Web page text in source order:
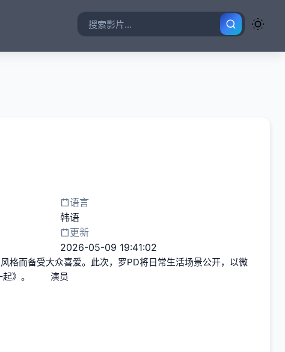
语言
韩语
更新
2026-05-09 19:41:02
格而备受大众喜爱。此次，罗PD将日常生活场景公开，以微
一起》。 演员